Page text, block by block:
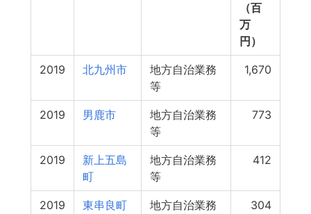
（百
万
円）
2019 北九州市
地方自治業務
等
1,670
2019 男鹿市
地方自治業務
等
773
2019
新上五島
町
地方自治業務
等
412
2019 東串良町
地方自治業務
304